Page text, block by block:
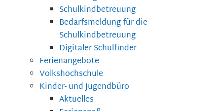
Schulkindbetreuung
Bedarfsmeldung für die
Schulkindbetreuung
Digitaler Schulfinder
Ferienangebote
Volkshochschule
Kinder- und Jugendbüro
Aktuelles